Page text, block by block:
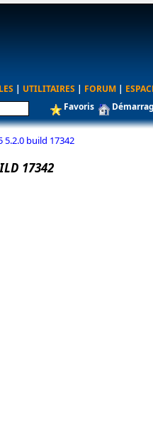
| UTILITAIRES | FORUM |
Favoris
5.2.0 build 17342
17342